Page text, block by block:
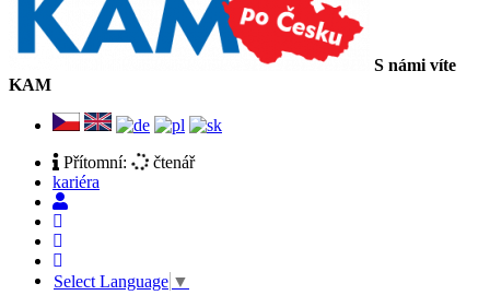
S námi víte
KAM
Přítomní:
čtenář
kariéra
Select Language ▼